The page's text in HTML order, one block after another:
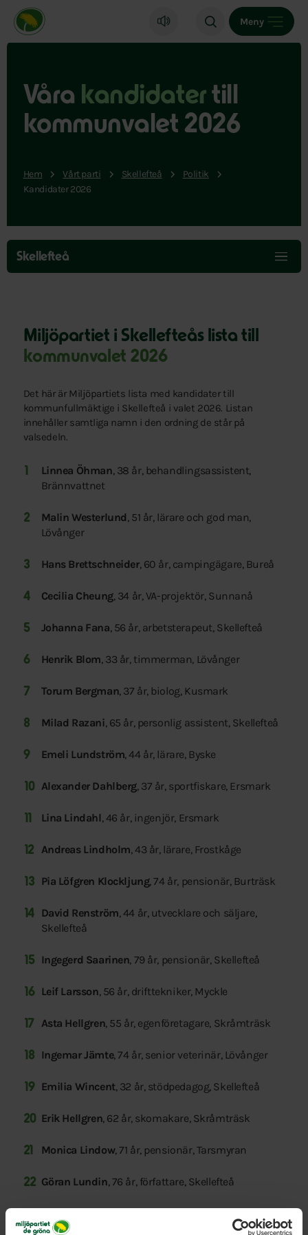
Miljöpartiet de gröna, startsida
Meny
Våra kandidater till
kommunvalet 2026
Hem Vårt parti Skellefteå
Politik
Kandidater 2026
Hoppa
över
menyn
Skellefteå
Miljöpartiet i Skellefteås lista till
kommunvalet 2026
Det här är Miljöpartiets lista med kandidater till
kommunfullmäktige i Skellefteå i valet 2026. Listan
innehåller samtliga namn i den ordning de står på
valsedeln.
Linnea Öhman, 38 år, behandlingsassistent,
Brännvattnet
Malin Westerlund, 51 år, lärare och god man,
Lövånger
Hans Brettschneider, 60 år, campingägare, Bureå
Cecilia Cheung, 34 år, VA-projektör, Sunnanå
Johanna Fana, 56 år, arbetsterapeut, Skellefteå
Henrik Blom, 33 år, timmerman, Lövånger
Torum Bergman, 37 år, biolog, Kusmark
Milad Razani, 65 år, personlig assistent, Skellefteå
Emeli Lundström, 44 år, lärare, Byske
Alexander Dahlberg, 37 år, sportfiskare, Ersmark
Lina Lindahl, 46 år, ingenjör, Ersmark
Andreas Lindholm, 43 år, lärare, Frostkåge
Pia Löfgren Klockljung, 74 år, pensionär, Burträsk
David Renström, 44 år, utvecklare och säljare,
Skellefteå
Ingegerd Saarinen, 79 år, pensionär, Skellefteå
Leif Larsson, 56 år, drifttekniker, Myckle
Asta Hellgren, 55 år, egenföretagare, Skråmträsk
Ingemar Jämte, 74 år, senior veterinär, Lövånger
Emilia Wincent, 32 år, stödpedagog, Skellefteå
Erik Hellgren, 62 år, skomakare, Skråmträsk
Monica Lindow, 71 år, pensionär, Tarsmyran
Göran Lundin, 76 år, författare, Skellefteå